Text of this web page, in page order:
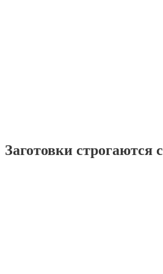
Заготовки строгаются